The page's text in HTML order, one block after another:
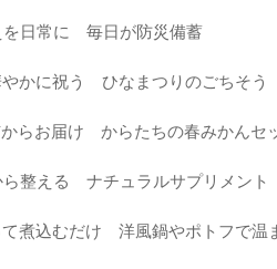
を日常に 毎日が防災備蓄
かに祝う ひなまつりのごちそう
らお届け からたちの春みかんセ
整える ナチュラルサプリメント
て煮込むだけ 洋風鍋やポトフで温